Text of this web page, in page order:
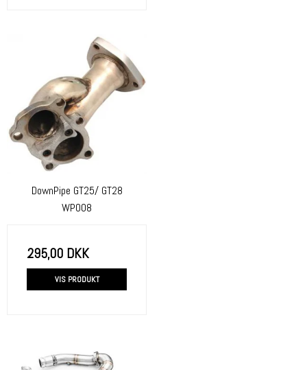
DownPipe GT25/ GT28
WP008
295,00 DKK
VIS PRODUKT